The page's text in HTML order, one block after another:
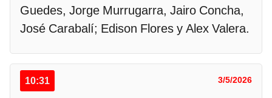
Guedes, Jorge Murrugarra, Jairo Concha,
José Carabalí; Edison Flores y Alex Valera.
10:31 3/5/2026